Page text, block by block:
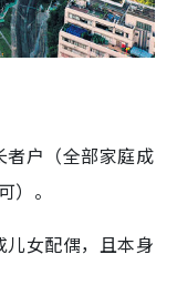
者户（全部家庭成
）。
儿女配偶，且本身